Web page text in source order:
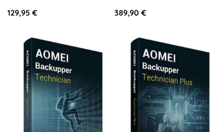
129,95 €
389,90 €